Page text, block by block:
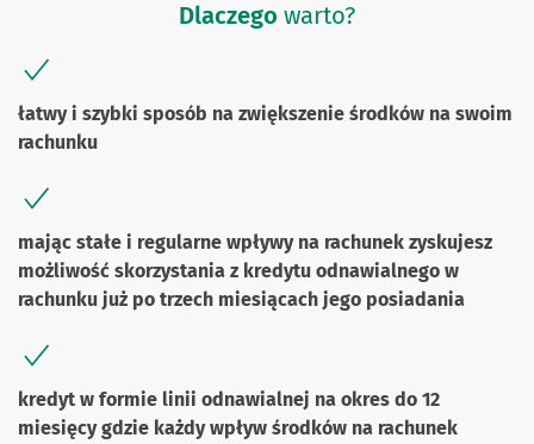
Dlaczego warto?
łatwy i szybki sposób na zwiększenie środków na swoim
rachunku
mając stałe i regularne wpływy na rachunek zyskujesz
możliwość skorzystania z kredytu odnawialnego w
rachunku już po trzech miesiącach jego posiadania
kredyt w formie linii odnawialnej na okres do 12
miesięcy gdzie każdy wpływ środków na rachunek